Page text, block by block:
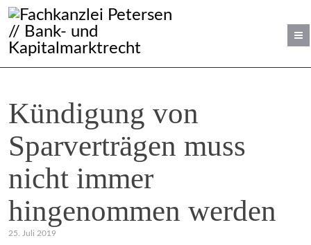
Kündigung von
Sparverträgen muss
nicht immer
hingenommen werden
25. Juli 2019